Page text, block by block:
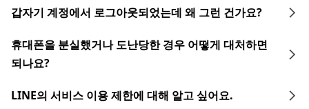
갑자기 계정에서 로그아웃되었는데 왜 그런 건가요?
휴대폰을 분실했거나 도난당한 경우 어떻게 대처하면
되나요?
LINE의 서비스 이용 제한에 대해 알고 싶어요.